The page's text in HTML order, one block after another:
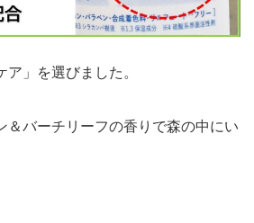
」を選びました。
＆バーチリーフの香りで森の中にい